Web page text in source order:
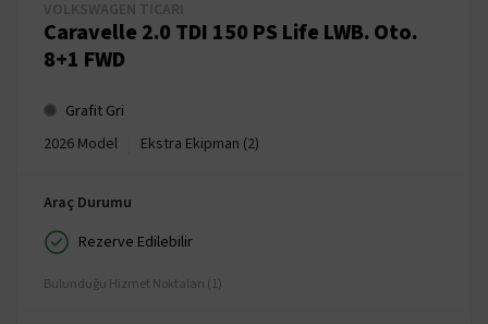
Caravelle 2.0 TDI 150 PS Life LWB. Oto.
8+1 FWD
Grafit Gri
2026 Model
Ekstra Ekipman (2)
Araç Durumu
Rezerve Edilebilir
Bulunduğu Hizmet Noktaları (1)